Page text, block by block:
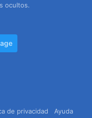
ocultos.
de privacidad Ayuda